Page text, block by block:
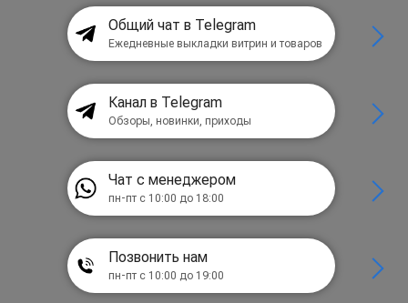
Общий чат в Telegram
Ежедневные выкладки витрин и товаров
Канал в Telegram
Обзоры, новинки, приходы
Чат с менеджером
пн-пт с 10:00 до 18:00
Позвонить нам
пн-пт с 10:00 до 19:00